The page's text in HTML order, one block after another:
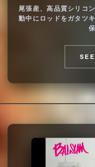
尾張産、高品質シリコ
動中にロッドをガタツ